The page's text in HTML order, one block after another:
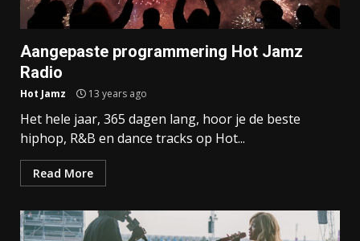
Aangepaste programmering Hot Jamz
Radio
Hot Jamz 13 years ago
Het hele jaar, 365 dagen lang, hoor je de beste
hiphop, R&B en dance tracks op Hot...
Read More